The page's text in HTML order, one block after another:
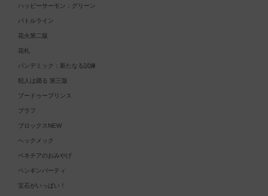
ハッピーサーモン：グリーン
バトルライン
花火第二版
花札
パンデミック：新たなる試練
犯人は踊る 第三版
ブードゥープリンス
ブラフ
ブロックスNEW
ヘックメック
ベネチアのおみやげ
ペンギンパーティ
宝石がいっぱい！